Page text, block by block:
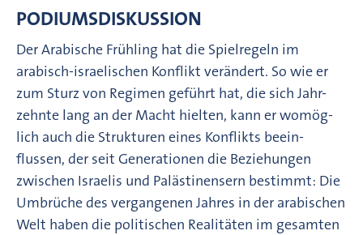
PODIUMSDISKUSSION
Der Arabische Frühling hat die Spielregeln im
arabisch-israelischen Konflikt verändert. So wie er
zum Sturz von Regimen geführt hat, die sich Jahr-
zehnte lang an der Macht hielten, kann er womög-
lich auch die Strukturen eines Konflikts beein-
flussen, der seit Generationen die Beziehungen
zwischen Israelis und Palästinensern bestimmt: Die
Umbrüche des vergangenen Jahres in der arabischen
Welt haben die politischen Realitäten im gesamten